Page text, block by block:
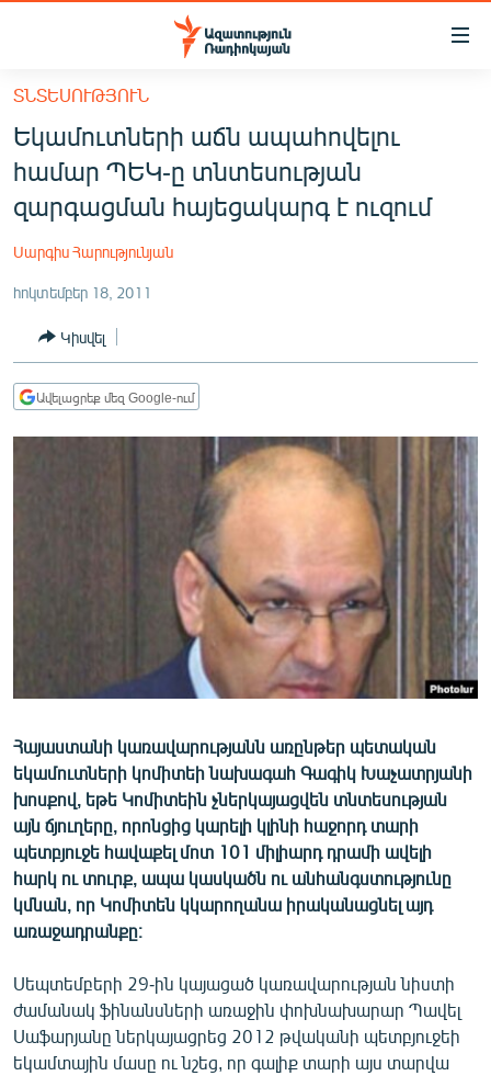
Մատչելիության
հիմնական
բովանդակությանը
Անցնել
հիմնական
մենյուին
ՀԱՅԱՍՏԱՆ
ՔԱՂԱՔԱԿԱՆ
ՏՆՏԵՍՈՒԹՅՈՒՆ
ՂԱՐԱԲԱՂ
ՄԵԿՆԱԲԱՆՈՒԹՅՈՒՆ
ԱՐԽԻՎ
ՏԵՍԱՆՅՈՒԹԵՐ
ԲԱՆԱՎԵՃ
ՁԳՏԵԼՈՎ ԼԱՎԱԳՈՒՅՆԻՆ
ՓՈԴՔԱՍԹ
English
Русский
ՏՆՏԵՍՈՒԹՅՈՒՆ
Եկամուտների աճն ապահովելու
համար ՊԵԿ-ը տնտեսության
զարգացման հայեցակարգ է ուզում
Սարգիս Հարությունյան
հոկտեմբեր 18, 2011
Կիսվել
Ավելացրեք մեզ Google-ում
Հայաստանի կառավարությանն առընթեր պետական
եկամուտների կոմիտեի նախագահ Գագիկ Խաչատրյանի
խոսքով, եթե Կոմիտեին չներկայացվեն տնտեսության
այն ճյուղերը, որոնցից կարելի կլինի հաջորդ տարի
պետբյուջե հավաքել մոտ 101 միլիարդ դրամի ավելի
հարկ ու տուրք, ապա կասկածն ու անհանգստությունը
կմնան, որ Կոմիտեն կկարողանա իրականացնել այդ
առաջադրանքը։
Սեպտեմբերի 29-ին կայացած կառավարության նիստի
ժամանակ ֆինանսների առաջին փոխնախարար Պավել
Սաֆարյանը ներկայացրեց 2012 թվականի պետբյուջեի
եկամտային մասը ու նշեց, որ գալիք տարի այս տարվա